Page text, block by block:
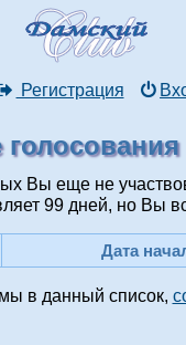
Регистрация
Вы еще не
99 дней, но Вы
Дата
в данный список,